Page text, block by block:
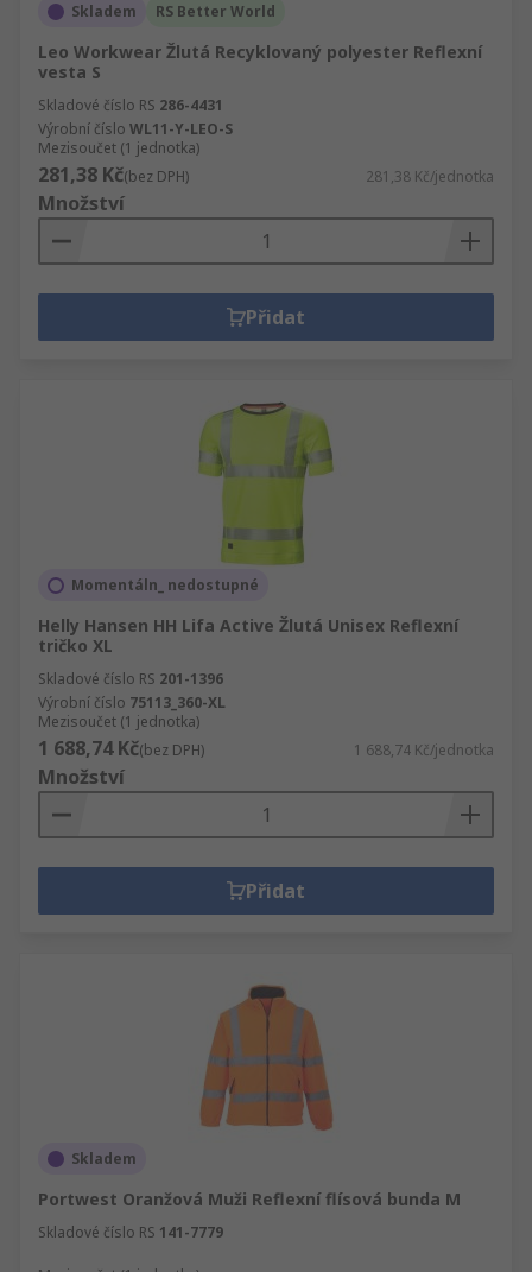
Skladem RS Better World
Leo Workwear Žlutá Recyklovaný polyester Reflexní
vesta S
Skladové číslo RS 286-4431
Výrobní číslo WL11-Y-LEO-S
Mezisoučet (1 jednotka)
281,38 Kč(bez DPH) 281,38 Kč/jednotka
Množství
Přidat
Momentáln_ nedostupné
Helly Hansen HH Lifa Active Žlutá Unisex Reflexní
tričko XL
Skladové číslo RS 201-1396
Výrobní číslo 75113_360-XL
Mezisoučet (1 jednotka)
1 688,74 Kč(bez DPH) 1 688,74 Kč/jednotka
Množství
Přidat
Skladem
Portwest Oranžová Muži Reflexní flísová bunda M
Skladové číslo RS 141-7779